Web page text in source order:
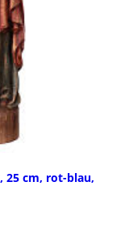
25 cm, rot-blau,